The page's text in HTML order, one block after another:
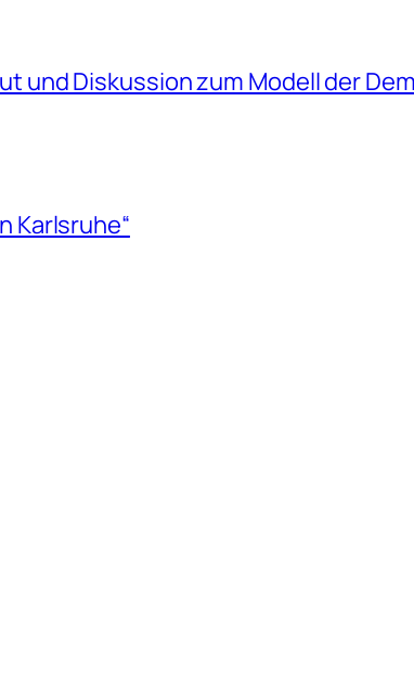
und Diskussion zum Modell der
Karlsruhe“